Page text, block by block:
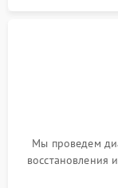
Мы проведем
восстановления